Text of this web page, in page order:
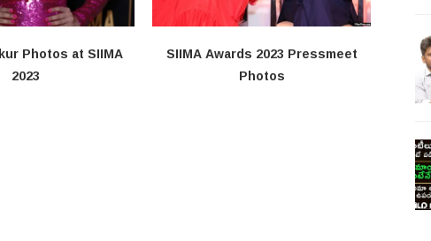
Photos at SIIMA
2023
SIIMA Awards 2023 Pressmeet
Photos